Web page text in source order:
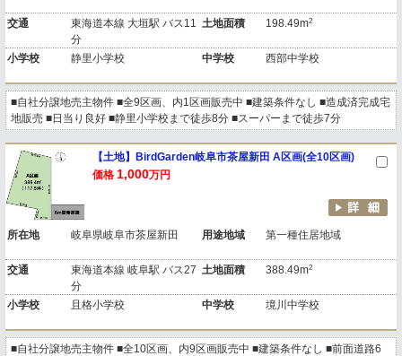
交通
東海道本線 大垣駅 バス11
分
土地面積 198.49m2
小学校 静里小学校 中学校 西部中学校
■自社分譲地売主物件 ■全9区画、内1区画販売中 ■建築条件なし ■造成済完成宅
地販売 ■日当り良好 ■静里小学校まで徒歩8分 ■スーパーまで徒歩7分
【土地】BirdGarden岐阜市茶屋新田 A区画(全10区画)
価格 1,000万円
所在地 岐阜県岐阜市茶屋新田 用途地域 第一種住居地域
交通
東海道本線 岐阜駅 バス27
分
土地面積 388.49m2
小学校 且格小学校 中学校 境川中学校
■自社分譲地売主物件 ■全10区画、内9区画販売中 ■建築条件なし ■前面道路6